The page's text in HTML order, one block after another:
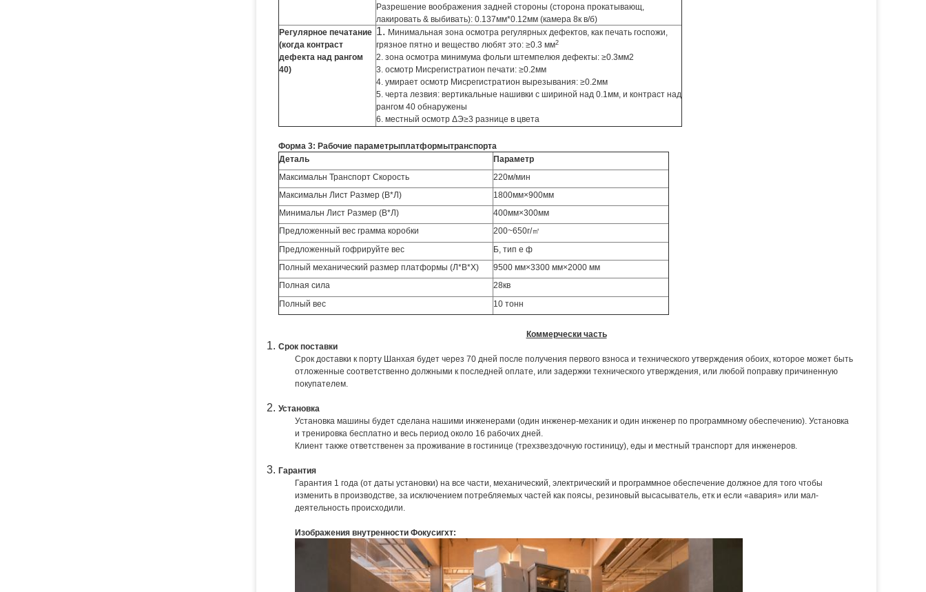
Разрешение воображения задней стороны (сторона прокатывающ,
лакировать & выбивать): 0.137мм*0.12мм (камера 8к в/б)
Регулярное печатание
(когда контраст
дефекта над рангом
40)
1. Минимальная зона осмотра регулярных дефектов, как печать госпожи,
грязное пятно и вещество любят это: ≥0.3 мм2
2. зона осмотра минимума фольги штемпелюя дефекты: ≥0.3мм2
3. осмотр Мисрегистратион печати: ≥0.2мм
4. умирает осмотр Мисрегистратион вырезывания: ≥0.2мм
5. черта лезвия: вертикальные нашивки с шириной над 0.1мм, и контраст над
рангом 40 обнаружены
6. местный осмотр ΔЭ≥3 разнице в цвета
Форма 3: Рабочие параметрыплатформытранспорта
Деталь
Параметр
Максимальн Транспорт Скорость
220м/мин
Максимальн Лист Размер (В*Л)
1800мм×900мм
Минимальн Лист Размер (В*Л)
400мм×300мм
Предложенный вес грамма коробки
200~650г/㎡
Предложенный гофрируйте вес
Б, тип е ф
Полный механический размер платформы (Л*В*Х)
9500 мм×3300 мм×2000 мм
Полная сила
28кв
Полный вес
10 тонн
Коммерчески часть
Срок поставки
Срок доставки к порту Шанхая будет через 70 дней после получения первого взноса и технического утверждения обоих, которое может быть
отложенные соответственно должными к последней оплате, или задержки технического утверждения, или любой поправку причиненную
покупателем.
Установка
Установка машины будет сделана нашими инженерами (один инженер-механик и один инженер по программному обеспечению). Установка
и тренировка бесплатно и весь период около 16 рабочих дней.
Клиент также ответственен за проживание в гостинице (трехзвездочную гостиницу), еды и местный транспорт для инженеров.
Гарантия
Гарантия 1 года (от даты установки) на все части, механический, электрический и программное обеспечение должное для того чтобы
изменить в производстве, за исключением потребляемых частей как поясы, резиновый высасыватель, етк и если «авария» или мал-
деятельность происходили.
Изображения внутренности Фокусигхт: